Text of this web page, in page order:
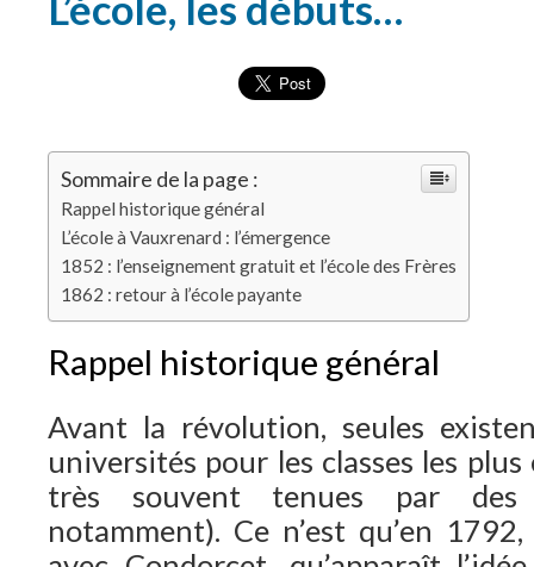
Sommaire de la page :
Rappel historique général
L’école à Vauxrenard : l’émergence
1852 : l’enseignement gratuit et l’école des Frères
1862 : retour à l’école payante
Rappel historique général
Avant la révolution, seules
universités pour les classes les plus
très souvent tenues par des
notamment). Ce n’est qu’en